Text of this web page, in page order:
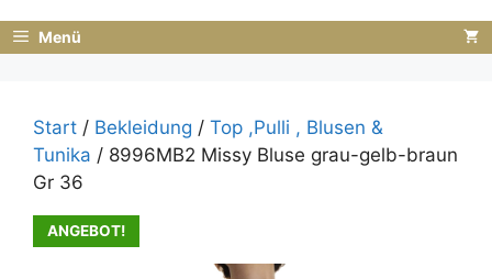
Menü
Start / Bekleidung / Top ,Pulli , Blusen &
Tunika / 8996MB2 Missy Bluse grau-gelb-braun
Gr 36
ANGEBOT!